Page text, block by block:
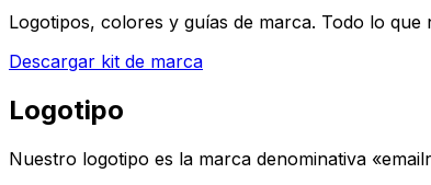
Logotipos, colores y guías de marca. Todo lo
Descargar kit de marca
Logotipo
Nuestro logotipo es la marca denominativa